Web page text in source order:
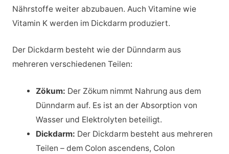
Nährstoffe weiter abzubauen. Auch Vitamine wie
Vitamin K werden im Dickdarm produziert.
Der Dickdarm besteht wie der Dünndarm aus
mehreren verschiedenen Teilen:
Zökum: Der Zökum nimmt Nahrung aus dem
Dünndarm auf. Es ist an der Absorption von
Wasser und Elektrolyten beteiligt.
Dickdarm: Der Dickdarm besteht aus mehreren
Teilen – dem Colon ascendens, Colon